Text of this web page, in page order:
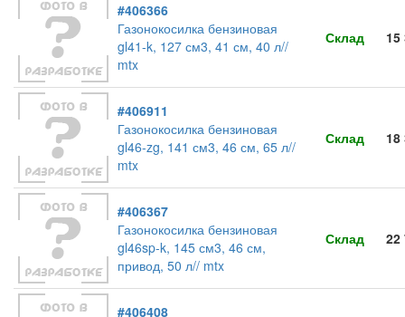
#406366
Газонокосилка бензиновая
gl41-k, 127 см3, 41 см, 40 л//
mtx
Склад 15
#406911
Газонокосилка бензиновая
gl46-zg, 141 см3, 46 см, 65 л//
mtx
Склад 18
#406367
Газонокосилка бензиновая
gl46sp-k, 145 см3, 46 см,
привод, 50 л// mtx
Склад 22
#406408